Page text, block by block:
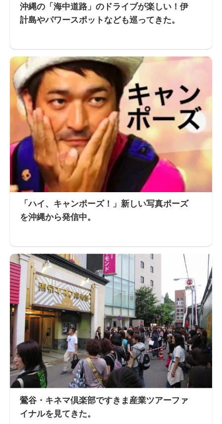
沖縄の「海中道路」のドライブが楽しい！伊
計島やパワースポットなども巡ってきた。
「ハイ、キャンポーズ！」新しい写真ポーズ
を沖縄から発信中。
鶯谷・キネマ倶楽部ですきま産業ツアーファ
イナルを見てきた。